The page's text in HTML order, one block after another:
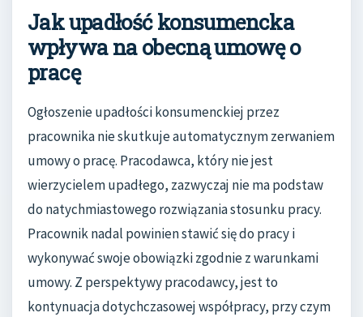
Jak upadłość konsumencka
wpływa na obecną umowę o
pracę
Ogłoszenie upadłości konsumenckiej przez
pracownika nie skutkuje automatycznym zerwaniem
umowy o pracę. Pracodawca, który nie jest
wierzycielem upadłego, zazwyczaj nie ma podstaw
do natychmiastowego rozwiązania stosunku pracy.
Pracownik nadal powinien stawić się do pracy i
wykonywać swoje obowiązki zgodnie z warunkami
umowy. Z perspektywy pracodawcy, jest to
kontynuacja dotychczasowej współpracy, przy czym